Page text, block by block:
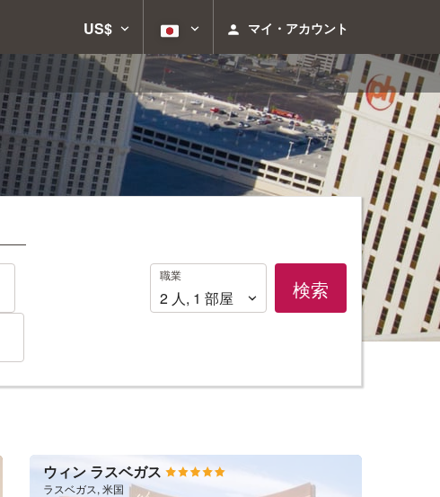
US$ マイ・アカウント
職
業
職業
2 人 , 1 部屋 検索
ウィン ラスベガス
ラスベガス, 米国